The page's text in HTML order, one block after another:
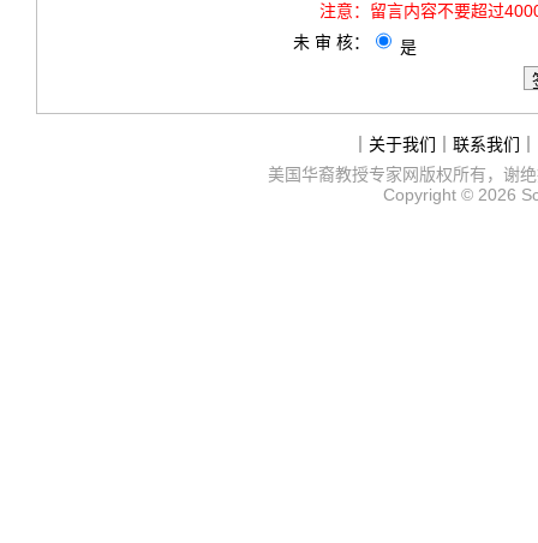
注意： 留言内容不要超过
未 审 核：
是
关于我们 联系我们
美国华裔教授专家网版权所有，谢
Copyright © 2026